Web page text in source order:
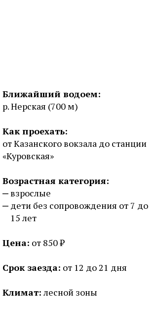
Ближайший водоем:
р. Нерская (700 м)
Как проехать:
от Казанского вокзала до станции
«Куровская»
Возрастная категория:
взрослые
дети без сопровождения от 7 до
15 лет
Цена: от 850 ₽
Срок заезда: от 12 до 21 дня
Климат: лесной зоны